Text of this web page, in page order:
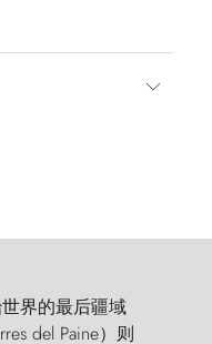
界的最后疆域
del Paine）则